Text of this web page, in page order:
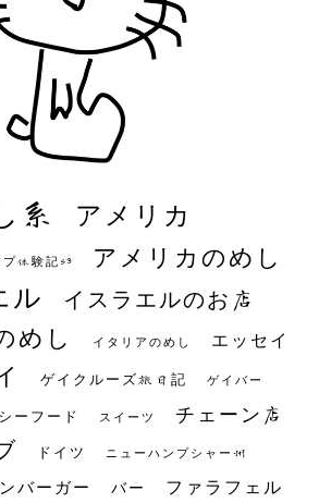
系 アメリカ
体験記S3 アメリカのめし
ル イスラエルのお店
めし イタリアのめし エッセイ
ゲイクルーズ旅日記 ゲイバー
シーフード スイーツ チェーン店
ドイツ ニューハンプシャー州
バーガー バー ファラフェル